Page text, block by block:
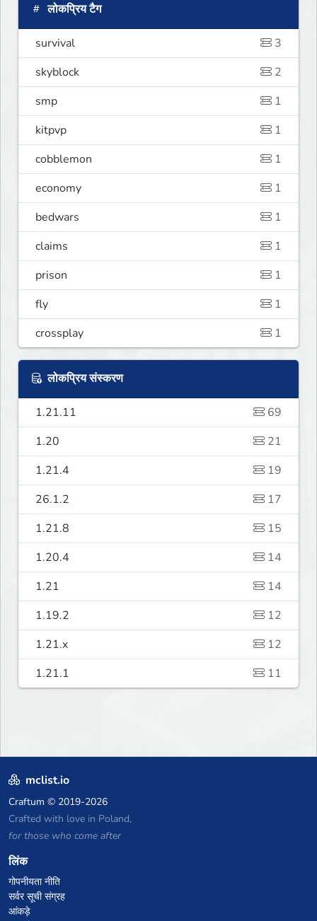
लोकप्रिय टैग
survival
3
skyblock
2
smp
1
kitpvp
1
cobblemon
1
economy
1
bedwars
1
claims
1
prison
1
fly
1
crossplay
1
लोकप्रिय संस्करण
1.21.11
69
1.20
21
1.21.4
19
26.1.2
17
1.21.8
15
1.20.4
14
1.21
14
1.19.2
12
1.21.x
12
1.21.1
11
mclist.io
Craftum © 2019-2026
Crafted with love in Poland,
for those who come after
लिंक
गोपनीयता नीति
सर्वर सूची संग्रह
आंकड़े